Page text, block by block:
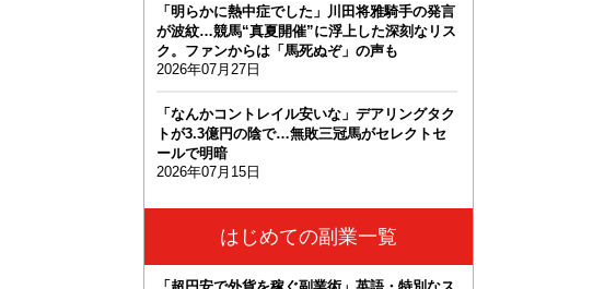
「明らかに熱中症でした」川田将雅騎手の発言
が波紋…競馬“真夏開催”に浮上した深刻なリス
ク。ファンからは「馬死ぬぞ」の声も
2026年07月27日
「なんかコントレイル安いな」デアリングタク
トが3.3億円の陰で…無敗三冠馬がセレクトセ
ールで明暗
2026年07月15日
はじめての副業一覧